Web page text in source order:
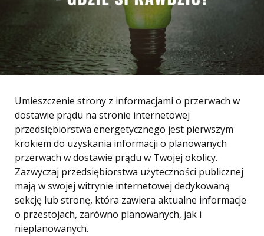
Umieszczenie strony z informacjami o przerwach w
dostawie prądu na stronie internetowej
przedsiębiorstwa energetycznego jest pierwszym
krokiem do uzyskania informacji o planowanych
przerwach w dostawie prądu w Twojej okolicy.
Zazwyczaj przedsiębiorstwa użyteczności publicznej
mają w swojej witrynie internetowej dedykowaną
sekcję lub stronę, która zawiera aktualne informacje
o przestojach, zarówno planowanych, jak i
nieplanowanych.